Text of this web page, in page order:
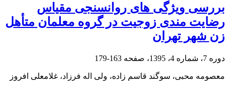
بررسی ویژگی های روانسنجی مقیاس
رضایت مندی زوجیت در گروه معلمان متأهل
زن شهر تهران
دوره 7، شماره 4، 1395، صفحه 163-179
معصومه محبی، سوگند قاسم زاده، ولی اله فرزاد، غلامعلی افروز